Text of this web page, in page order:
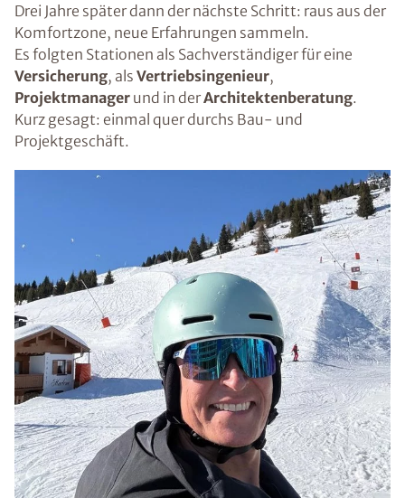
Drei Jahre später dann der nächste Schritt: raus aus der
Komfortzone, neue Erfahrungen sammeln.
Es folgten Stationen als Sachverständiger für eine
Versicherung, als Vertriebsingenieur,
Projektmanager und in derArchitektenberatung.
Kurz gesagt: einmal quer durchs Bau- und
Projektgeschäft.